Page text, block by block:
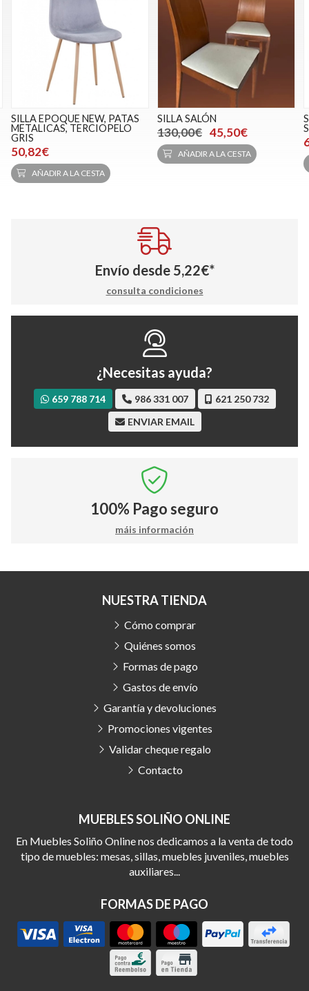
SILLA EPOQUE NEW, PATAS
METALICAS, TERCIOPELO
GRIS
50,82€
AÑADIR A LA CESTA
SILLA SALÓN
130,00€ 45,50€
AÑADIR A LA CESTA
Envío desde 5,22€*
consulta condiciones
¿Necesitas ayuda?
659 788 714 986 331 007
621 250 732
ENVIAR EMAIL
100% Pago seguro
máis información
MUEBLES SOLIÑO ONLINE
En Muebles Soliño Online nos dedicamos a la venta de todo
tipo de muebles: mesas, sillas, muebles juveniles, muebles
auxiliares...
FORMAS DE PAGO
NUESTRA TIENDA
Cómo comprar
Quiénes somos
Formas de pago
Gastos de envío
Garantía y devoluciones
Promociones vigentes
Validar cheque regalo
Contacto